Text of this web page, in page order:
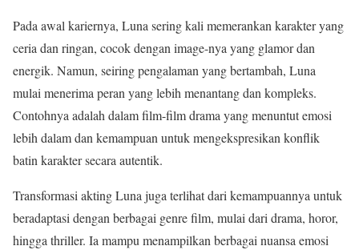
Pada awal kariernya, Luna sering kali memerankan karakter yang
ceria dan ringan, cocok dengan image-nya yang glamor dan
energik. Namun, seiring pengalaman yang bertambah, Luna
mulai menerima peran yang lebih menantang dan kompleks.
Contohnya adalah dalam film-film drama yang menuntut emosi
lebih dalam dan kemampuan untuk mengekspresikan konflik
batin karakter secara autentik.
Transformasi akting Luna juga terlihat dari kemampuannya untuk
beradaptasi dengan berbagai genre film, mulai dari drama, horor,
hingga thriller. Ia mampu menampilkan berbagai nuansa emosi